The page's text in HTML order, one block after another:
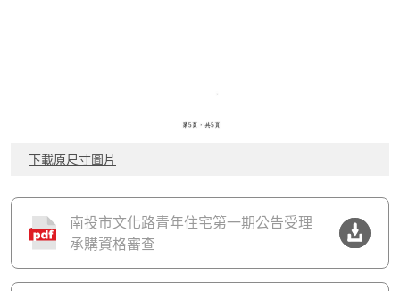
下載原尺寸圖片
南投市文化路青年住宅第一期公告受理
承購資格審查